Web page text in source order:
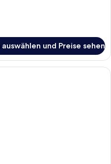
und Preise sehen
Ein modernes Hotelzimmer mit